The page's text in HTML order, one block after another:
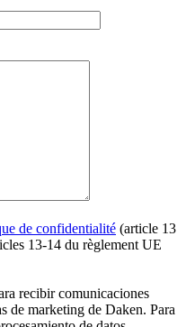
de confidentialité (article 13
13-14 du règlement UE
recibir comunicaciones
de marketing de Daken. Para